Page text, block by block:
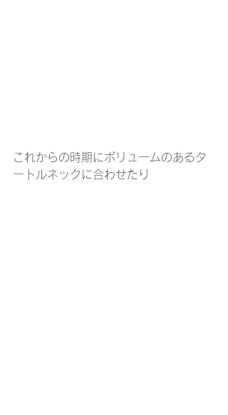
これからの時期にボリュームのあるタ
ートルネックに合わせたり